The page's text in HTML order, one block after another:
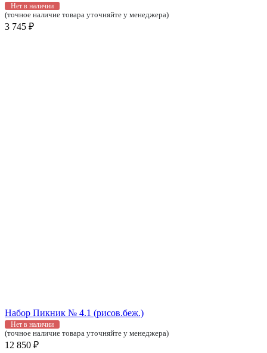
Нет в наличии
(точное наличие товара уточняйте у менеджера)
3 745 ₽
Набор Пикник № 4.1 (рисов.беж.)
Нет в наличии
(точное наличие товара уточняйте у менеджера)
12 850 ₽